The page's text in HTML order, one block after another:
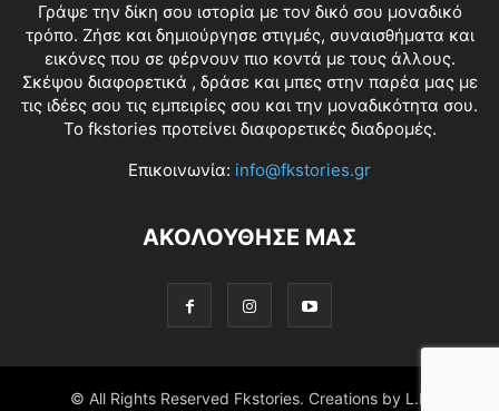
Γράψε την δίκη σου ιστορία με τον δικό σου μοναδικό
τρόπο. Ζήσε και δημιούργησε στιγμές, συναισθήματα και
εικόνες που σε φέρνουν πιο κοντά με τους άλλους.
Σκέψου διαφορετικά , δράσε και μπες στην παρέα μας με
τις ιδέες σου τις εμπειρίες σου και την μοναδικότητα σου.
Το fkstories προτείνει διαφορετικές διαδρομές.
Επικοινωνία: info@fkstories.gr
ΑΚΟΛΟΥΘΗΣΕ ΜΑΣ
© All Rights Reserved Fkstories. Creations by L.K